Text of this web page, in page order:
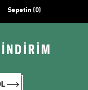
Sepetin (0)